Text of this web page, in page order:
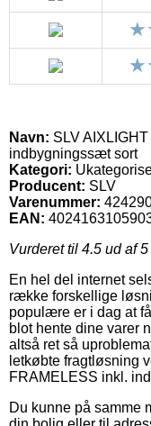
Navn: SLV
indbygningssæt sort
Kategori:
Producent: SLV
Varenummer:
EAN:
Vurderet til 4.5 ud af
En hel del internet
række forskellige
populære er i dag at
blot hente dine varer
altså ret så
letkøbte fragtløsning
FRAMELESS inkl.
Du kunne på samme